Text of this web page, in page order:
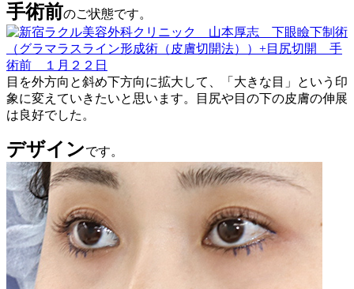
手術前のご状態です。
目を外方向と斜め下方向に拡大して、「大きな目」という印
象に変えていきたいと思います。目尻や目の下の皮膚の伸展
は良好でした。
デザインです。